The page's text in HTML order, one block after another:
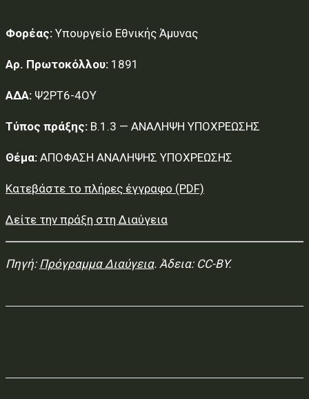
Φορέας: Υπουργείο Εθνικής Άμυνας
Αρ. Πρωτοκόλλου: 1891
ΑΔΑ: Ψ2ΡΤ6-4ΟΥ
Τύπος πράξης: Β.1.3 — ΑΝΑΛΗΨΗ ΥΠΟΧΡΕΩΣΗΣ
Θέμα: ΑΠΟΦΑΣΗ ΑΝΑΛΗΨΗΣ ΥΠΟΧΡΕΩΣΗΣ
Κατεβάστε το πλήρες έγγραφο (PDF)
Δείτε την πράξη στη Διαύγεια
Πηγή: Πρόγραμμα Διαύγεια. Άδεια: CC-BY.